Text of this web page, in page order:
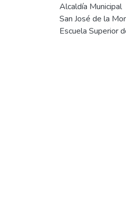
Alcaldía Municipal
San José de la
Escuela Superior